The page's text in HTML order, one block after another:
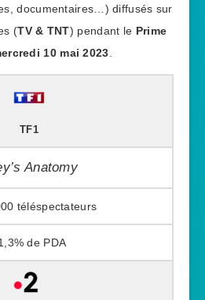
documentaires…) diffusés sur
(TV & TNT) pendant le Prime
10 mai 2023
TF1
Anatomy